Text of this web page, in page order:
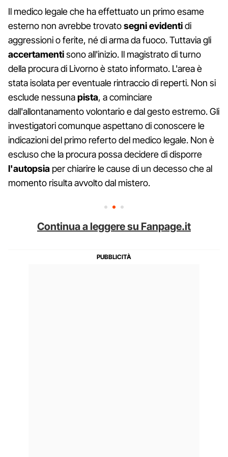
Il medico legale che ha effettuato un primo esame
esterno non avrebbe trovatosegni evidentidi
aggressioni o ferite, né di arma da fuoco. Tuttavia gli
accertamentisono all'inizio. Il magistrato di turno
della procura di Livorno è stato informato. L'area è
stata isolata per eventuale rintraccio di reperti. Non si
esclude nessunapista, a cominciare
dall'allontanamento volontario e dal gesto estremo. Gli
investigatori comunque aspettano di conoscere le
indicazioni del primo referto del medico legale. Non è
escluso che la procura possa decidere di disporre
l'autopsia per chiarire le cause di un decesso che al
momento risulta avvolto dal mistero.
Continua a leggere su Fanpage.it